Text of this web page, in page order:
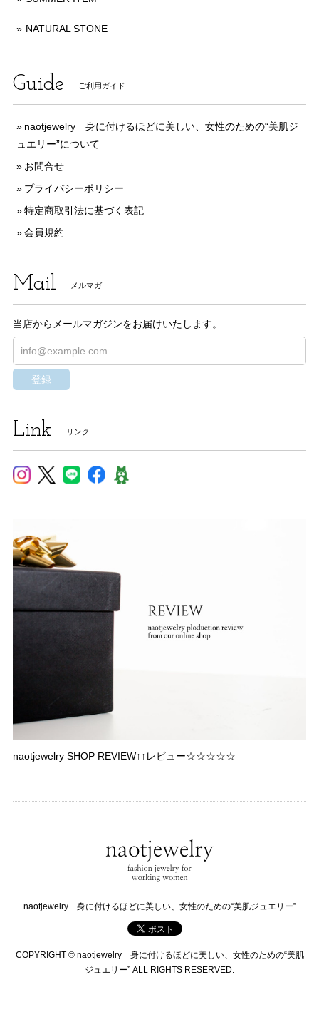
NATURAL STONE
Guide ご利用ガイド
naotjewelry 身に付けるほどに美しい、女性のための“美肌ジ
ュエリー”について
お問合せ
プライバシーポリシー
特定商取引法に基づく表記
会員規約
Mail メルマガ
当店からメールマガジンをお届けいたします。
登録
Link リンク
naotjewelry SHOP REVIEW↑↑レビュー☆☆☆☆☆
naotjewelry 身に付けるほどに美しい、女性のための“美肌ジュエリー”
COPYRIGHT © naotjewelry 身に付けるほどに美しい、女性のための“美肌
ジュエリー” ALL RIGHTS RESERVED.